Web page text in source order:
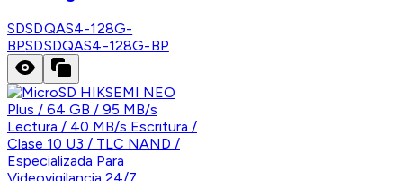
SDSDQAS4-128G-
BPSDSDQAS4-128G-BP